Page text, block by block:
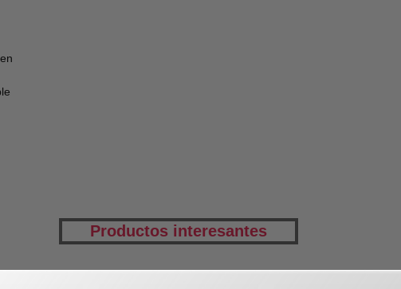
Productos interesantes